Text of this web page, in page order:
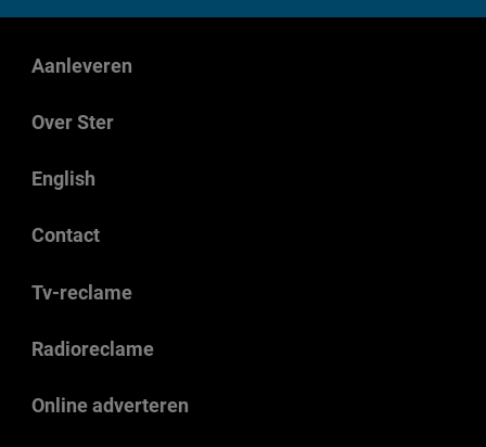
Aanleveren
Over Ster
English
Contact
Tv-reclame
Radioreclame
Online adverteren